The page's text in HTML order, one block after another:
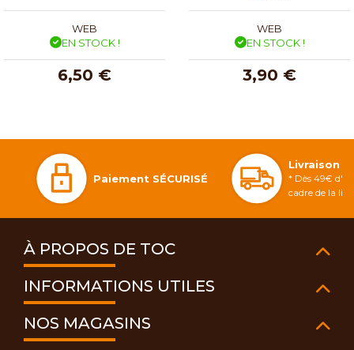
WEB
EN STOCK !
6,50 €
WEB
EN STOCK !
3,90 €
Paiement SÉCURISÉ
Livraison
* Dès 49€
cadre de la
À PROPOS DE TOC
INFORMATIONS UTILES
NOS MAGASINS